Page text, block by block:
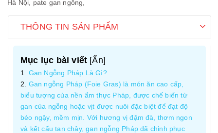
Hà Nội, pate gan ngỗng,
THÔNG TIN SẢN PHẨM
Mục lục bài viết [Ẩn]
Gan Ngỗng Pháp Là Gì?
Gan ngỗng Pháp (Foie Gras) là món ăn cao cấp,
biểu tượng của nền ẩm thực Pháp, được chế biến từ
gan của ngỗng hoặc vịt được nuôi đặc biệt để đạt độ
béo ngậy, mềm mịn. Với hương vị đậm đà, thơm ngon
và kết cấu tan chảy, gan ngỗng Pháp đã chinh phục